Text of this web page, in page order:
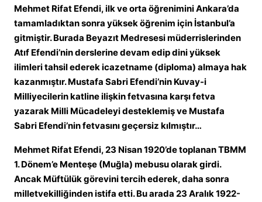
Mehmet Rifat Efendi, ilk ve orta öğrenimini Ankara’da
tamamladıktan sonra yüksek öğrenim için İstanbul’a
gitmiştir. Burada Beyazıt Medresesi müderrislerinden
Atıf Efendi’nin derslerine devam edip dini yüksek
ilimleri tahsil ederek icazetname (diploma) almaya hak
kazanmıştır. Mustafa Sabri Efendi’nin Kuvay-i
Milliyecilerin katline ilişkin fetvasına karşı fetva
yazarak Milli Mücadeleyi desteklemiş ve Mustafa
Sabri Efendi’nin fetvasını geçersiz kılmıştır…
Mehmet Rifat Efendi, 23 Nisan 1920’de toplanan TBMM
1. Dönem’e Menteşe (Muğla) mebusu olarak girdi.
Ancak Müftülük görevini tercih ederek, daha sonra
milletvekilliğinden istifa etti. Bu arada 23 Aralık 1922-